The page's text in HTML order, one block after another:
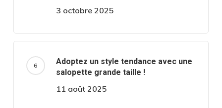
3 octobre 2025
Adoptez un style tendance avec une
salopette grande taille !
11 août 2025